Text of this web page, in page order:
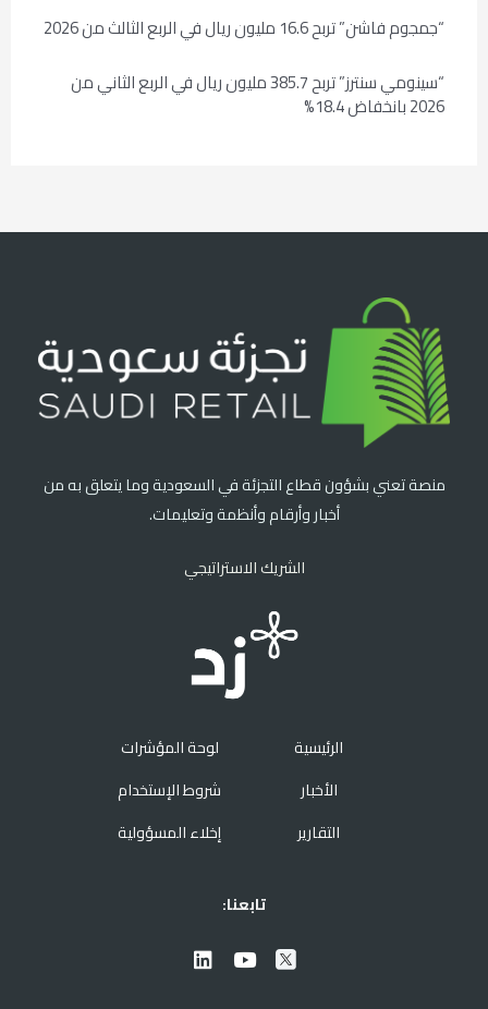
“جمجوم فاشن” تربح 16.6 مليون ريال في الربع الثالث من 2026
“سينومي سنترز” تربح 385.7 مليون ريال في الربع الثاني من
2026 بانخفاض 18.4%
منصة تعني بشؤون قطاع التجزئة في السعودية وما يتعلق به من
أخبار وأرقام وأنظمة وتعليمات.
الشريك الاستراتيجي
الرئيسية
الأخبار
التقارير
لوحة المؤشرات
شروط الإستخدام
إخلاء المسؤولية
تابعنا: